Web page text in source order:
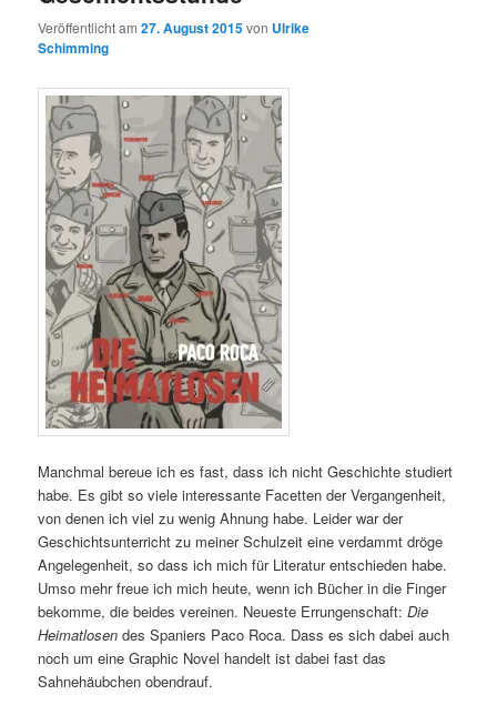
Veröffentlicht am27. August 2015von Ulrike
Schimming
Manchmal bereue ich es fast, dass ich nicht Geschichte studiert
habe. Es gibt so viele interessante Facetten der Vergangenheit,
von denen ich viel zu wenig Ahnung habe. Leider war der
Geschichtsunterricht zu meiner Schulzeit eine verdammt dröge
Angelegenheit, so dass ich mich für Literatur entschieden habe.
Umso mehr freue ich mich heute, wenn ich Bücher in die Finger
bekomme, die beides vereinen. Neueste Errungenschaft:Die
Heimatlosen des Spaniers Paco Roca. Dass es sich dabei auch
noch um eine Graphic Novel handelt ist dabei fast das
Sahnehäubchen obendrauf.